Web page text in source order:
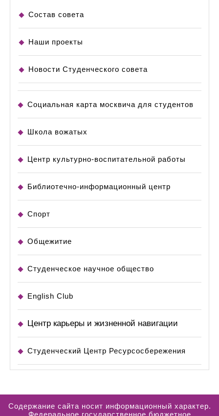
Состав совета
Наши проекты
Новости Студенческого совета
Социальная карта москвича для студентов
Школа вожатых
Центр культурно-воспитательной работы
Библиотечно-информационный центр
Спорт
Общежитие
Студенческое научное общество
English Club
Центр карьеры и жизненной навигации
Студенческий Центр Ресурсосбережения
Содержание сайта носит информационный характер.
Федеральное государственное бюджетное